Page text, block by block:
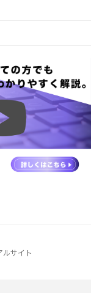
ルサイト